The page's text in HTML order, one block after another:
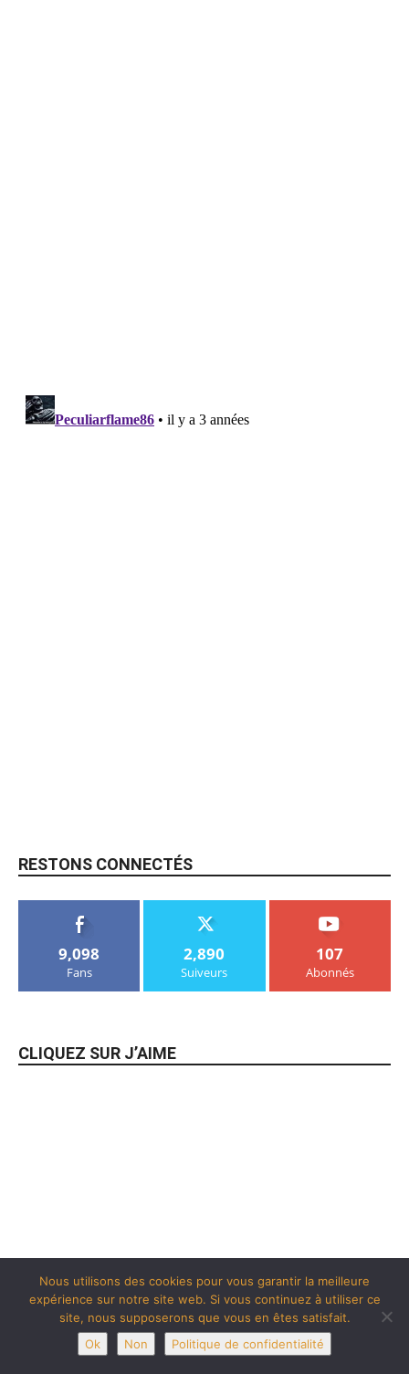
RESTONS CONNECTÉS
9,098
Fans
2,890
Suiveurs
107
Abonnés
CLIQUEZ SUR J’AIME
Nous utilisons des cookies pour vous garantir la meilleure
expérience sur notre site web. Si vous continuez à utiliser ce
site, nous supposerons que vous en êtes satisfait.
Ok
Non Politique de confidentialité